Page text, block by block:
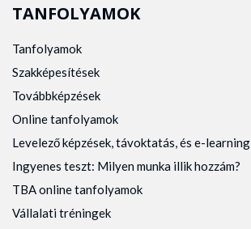
TANFOLYAMOK
Tanfolyamok
Szakképesítések
Továbbképzések
Online tanfolyamok
Levelező képzések, távoktatás, és e-learning
Ingyenes teszt: Milyen munka illik hozzám?
TBA online tanfolyamok
Vállalati tréningek